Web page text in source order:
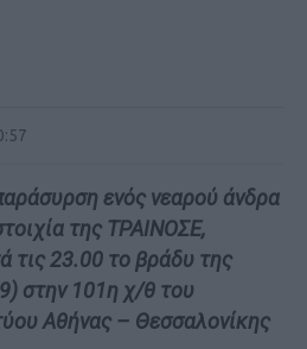
ενός νεαρού άνδρα
της ΤΡΑΙΝΟΣΕ,
τις 23.00 το βράδυ της
στην 101η χ/θ του
Αθήνας – Θεσσαλονίκης